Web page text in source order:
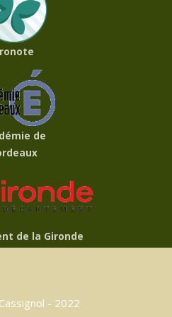
de
de la Gironde
- 2022